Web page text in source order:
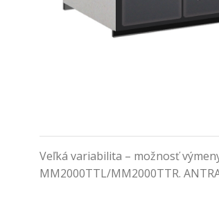
Veľká variabilita – možnosť
MM2000TTL/MM2000TTR.